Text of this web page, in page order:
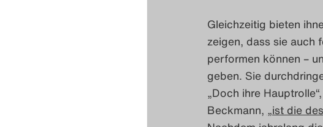
Gleichzeitig bieten
zeigen, dass sie auch
performen können –
geben. Sie
„Doch ihre
Beckmann, „ist die